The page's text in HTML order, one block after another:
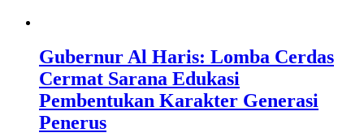
Gubernur Al Haris: Lomba Cerdas
Cermat Sarana Edukasi
Pembentukan Karakter Generasi
Penerus